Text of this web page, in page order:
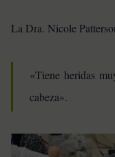
La Dra. Nicole
«Tiene heridas
cabeza».